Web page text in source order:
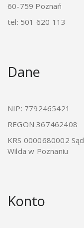
60-759 Poznań
tel: 501 620 113
Dane
NIP: 7792465421
REGON 367462408
KRS 0000680002
Wilda w Poznaniu
Konto